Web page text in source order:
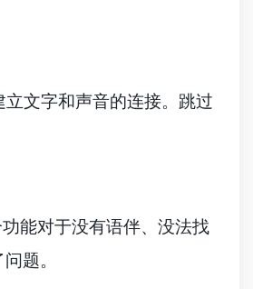
文字和声音的连接。跳过
能对于没有语伴、没法找
题。